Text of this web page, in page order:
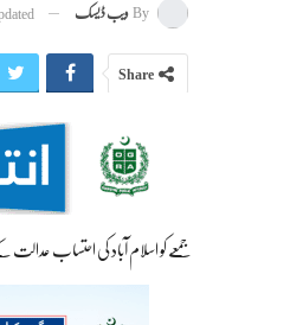
By ویب ڈیسک
Share
جمعے کو اسلام آباد کی احتساب